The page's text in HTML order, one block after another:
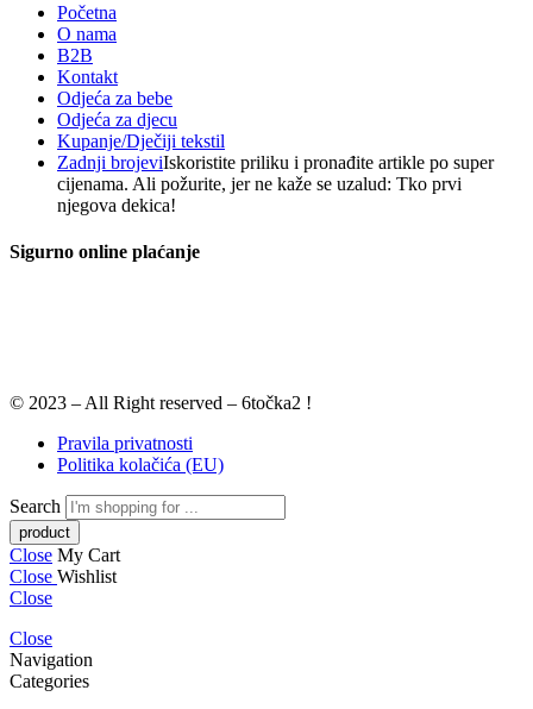
Početna
O nama
B2B
Kontakt
Odjeća za bebe
Odjeća za djecu
Kupanje/Dječiji tekstil
Zadnji brojeviIskoristite priliku i pronađite artikle po super
cijenama. Ali požurite, jer ne kaže se uzalud: Tko prvi
njegova dekica!
Sigurno online plaćanje
© 2023 – All Right reserved – 6točka2 !
Pravila privatnosti
Politika kolačića (EU)
Search
Close My Cart
Close Wishlist
Close
Close
Navigation
Categories